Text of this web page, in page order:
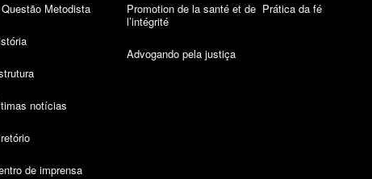
Metodista
notícias
de imprensa
Promotion de la santé et de
l’intégrité
Advogando pela justiça
Prática da fé